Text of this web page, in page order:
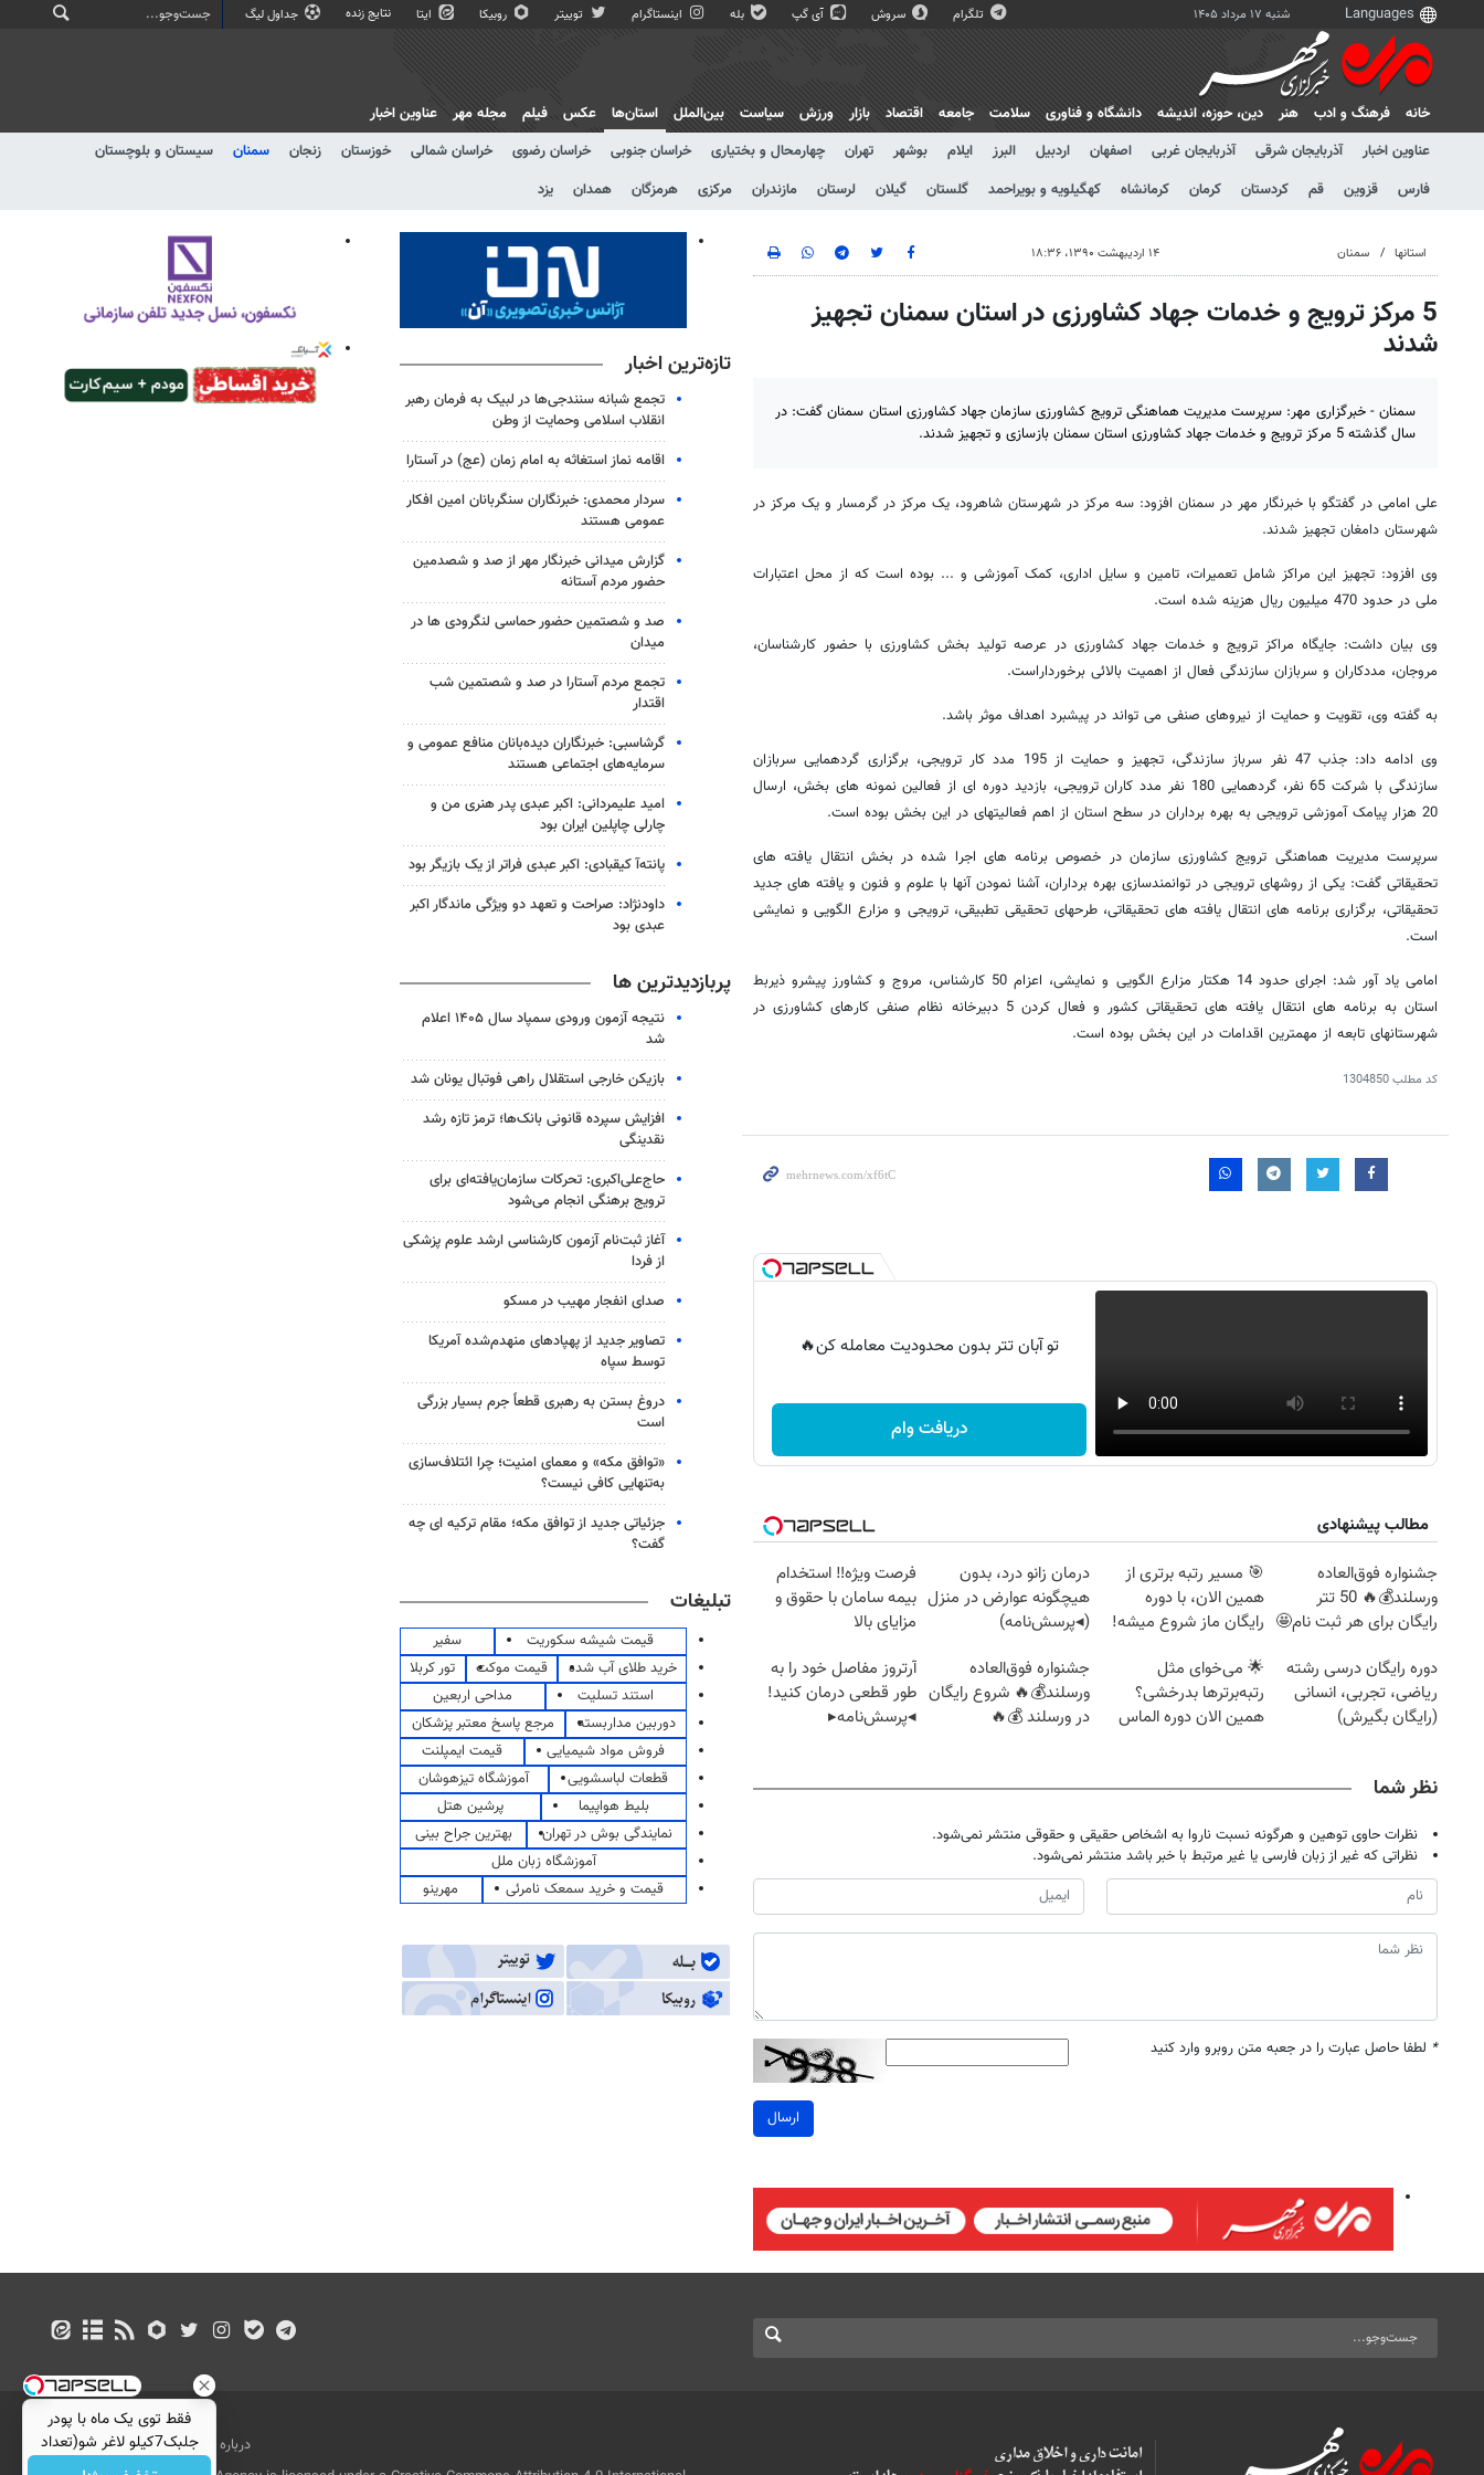
شنبه ۱۷ مرداد ۱۴۰۵ تلگرام سروش آی گپ بله اینستاگرام توییتر روبیکا ایتا نتایج زنده جداول لیگ
خانه فرهنگ و ادب هنر دين، حوزه، انديشه دانشگاه و فناوری سلامت جامعه اقتصاد بازار ورزش سیاست بین‌الملل
استان‌ها
عناوین اخبار
آذربایجان شرقی آذربایجان غربی اصفهان اردبیل البرز ایلام بوشهر تهران چهارمحال و بختیاری خراسان جنوبی خراسان رضوی خراسان شمالی خوزستان زنجان سمنان
سیستان و بلوچستان
فارس
قزوین قم کردستان کرمان کرمانشاه کهگیلویه و بویراحمد گلستان گیلان لرستان مازندران مرکزی هرمزگان همدان یزد
عکس فیلم مجله مهر عناوین اخبار
استانها سمنان ۱۴ اردیبهشت ۱۳۹۰، ۱۸:۳۶
5 مرکز ترویج و خدمات جهاد کشاورزی در استان سمنان تجهیز
شدند
سمنان - خبرگزاری مهر: سرپرست مدیریت هماهنگی ترویج کشاورزی سازمان جهاد کشاورزی استان سمنان گفت: در
سال گذشته 5 مرکز ترویج و خدمات جهاد کشاورزی استان سمنان بازسازی و تجهیز شدند.
علی امامی در گفتگو با خبرنگار مهر در سمنان افزود: سه مرکز در شهرستان شاهرود، یک مرکز در گرمسار و یک مرکز در
شهرستان دامغان تجهیز شدند.
وی افزود: تجهیز این مراکز شامل تعمیرات، تامین و سایل اداری، کمک آموزشی و ... بوده است که از محل اعتبارات
ملی در حدود 470 میلیون ریال هزینه شده است.
وی بیان داشت: جایگاه مراکز ترویج و خدمات جهاد کشاورزی در عرصه تولید بخش کشاورزی با حضور کارشناسان،
مروجان، مددکاران و سربازان سازندگی فعال از اهمیت بالائی برخورداراست.
به گفته وی، تقویت و حمایت از نیروهای صنفی می تواند در پیشبرد اهداف موثر باشد.
وی ادامه داد: جذب 47 نفر سرباز سازندگی، تجهیز و حمایت از 195 مدد کار ترویجی، برگزاری گردهمایی سربازان
سازندگی با شرکت 65 نفر، گردهمایی 180 نفر مدد کاران ترویجی، بازدید دوره ای از فعالین نمونه های بخش، ارسال
20 هزار پیامک آموزشی ترویجی به بهره برداران در سطح استان از اهم فعالیتهای در این بخش بوده است.
سرپرست مدیریت هماهنگی ترویج کشاورزی سازمان در خصوص برنامه های اجرا شده در بخش انتقال یافته های
تحقیقاتی گفت: یکی از روشهای ترویجی در توانمندسازی بهره برداران، آشنا نمودن آنها با علوم و فنون و یافته های جدید
تحقیقاتی، برگزاری برنامه های انتقال یافته های تحقیقاتی، طرحهای تحقیقی تطبیقی، ترویجی و مزارع الگویی و نمایشی
است.
امامی یاد آور شد: اجرای حدود 14 هکتار مزارع الگویی و نمایشی، اعزام 50 کارشناس، مروج و کشاورز پیشرو ذیربط
استان به برنامه های انتقال یافته های تحقیقاتی کشور و فعال کردن 5 دبیرخانه نظام صنفی کارهای کشاورزی در
شهرستانهای تابعه از مهمترین اقدامات در این بخش بوده است.
کد مطلب1304850
تو آبان تتر بدون محدودیت معامله کن🔥
دریافت وام
مطالب پیشنهادی
جشنواره فوق‌العاده
ورسلند💰🔥 50 تتر
رایگان برای هر ثبت نام🤩
🎯 مسیر رتبه برتری از
همین الان، با دوره
رایگان ماز شروع میشه!
درمان زانو درد، بدون
هیچگونه عوارض در منزل
(◂پرسش‌نامه)
فرصت ویژه‼️ استخدام
بیمه سامان با حقوق و
مزایای بالا
دوره رایگان درسی رشته
ریاضی، تجربی، انسانی
(رایگان بگیرش)
🌟 می‌خوای مثل
رتبه‌برترها بدرخشی؟
همین الان دوره الماس
جشنواره فوق‌العاده
ورسلند💰🔥 شروع رایگان
در ورسلند 💰🔥
آرتروز مفاصل خود را به
طور قطعی درمان کنید!
◂پرسش‌نامه▸
نظر شما
نظرات حاوی توهین و هرگونه نسبت ناروا به اشخاص حقیقی و حقوقی منتشر نمی‌شود.
نظراتی که غیر از زبان فارسی یا غیر مرتبط با خبر باشد منتشر نمی‌شود.
* لطفا حاصل عبارت را در جعبه متن روبرو وارد کنید
ارسال
تازه‌ترین اخبار
تجمع شبانه سنندجی‌ها در لبیک به فرمان رهبر
انقلاب اسلامی وحمایت از وطن
اقامه نماز استغاثه به امام زمان (عج) در آستارا
سردار محمدی: خبرنگاران سنگربانان امین افکار
عمومی هستند
گزارش میدانی خبرنگار مهر از صد و شصدمین
حضور مردم آستانه
صد و شصتمین حضور حماسی لنگرودی ها در
میدان
تجمع مردم آستارا در صد و شصتمین شب
اقتدار
گرشاسبی: خبرنگاران دیده‌بانان منافع عمومی و
سرمایه‌های اجتماعی هستند
امید علیمردانی: اکبر عبدی پدر هنری من و
چارلی چاپلین ایران بود
پانته‌آ کیقبادی: اکبر عبدی فراتر از یک بازیگر بود
داودنژاد: صراحت و تعهد دو ویژگی ماندگار اکبر
عبدی بود
پربازدیدترین ها
نتیجه آزمون ورودی سمپاد سال ۱۴۰۵ اعلام
شد
بازیکن خارجی استقلال راهی فوتبال یونان شد
افزایش سپرده قانونی بانک‌ها؛ ترمز تازه رشد
نقدینگی
حاج‌علی‌اکبری: تحرکات سازمان‌یافته‌ای برای
ترویج برهنگی انجام می‌شود
آغاز ثبت‌نام‌ آزمون کارشناسی ارشد علوم پزشکی
از فردا
صدای انفجار مهیب در مسکو
تصاویر جدید از پهپادهای منهدم‌شده آمریکا
توسط سپاه
دروغ بستن به رهبری قطعاً جرم بسیار بزرگی
است
«توافق مکه» و معمای امنیت؛ چرا ائتلاف‌سازی
به‌تنهایی کافی نیست؟
جزئیاتی جدید از توافق مکه؛ مقام ترکیه ای چه
گفت؟
تبلیغات
قیمت شیشه سکوریت
سفیر
خرید طلای آب شده
قیمت موکت
تور کربلا
استند تسلیت
مداحی اربعین
دوربین مداربسته
مرجع پاسخ معتبر پزشکان
فروش مواد شیمیایی
قیمت ایمپلنت
قطعات لباسشویی
آموزشگاه تیزهوشان
بلیط هواپیما
پرشین هتل
نمایندگی بوش در تهران
بهترین جراح بینی
آموزشگاه زبان ملل
قیمت و خرید سمعک نامرئی
مهرینو
درباره ما تماس با ما
بازرگانی
فقط توی یک ماه با پودر
جلبک7کیلو لاغر شو(تعداد
محدود)